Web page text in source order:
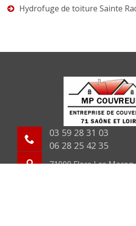
Hydrofuge de toiture Sainte
03 59 28 31 03
06 28 25 42 35
71000 Flace Les Macon